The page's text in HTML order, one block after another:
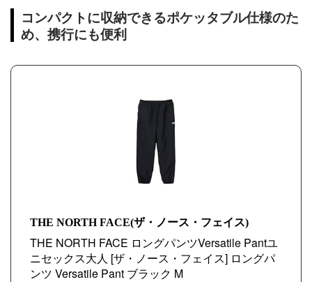
コンパクトに収納できるポケッタブル仕様のた
め、携行にも便利
THE NORTH FACE(ザ・ノース・フェイス)
THE NORTH FACE ロングパンツVersatile Pantユ
ニセックス大人 [ザ・ノース・フェイス] ロングパ
ンツ Versatile Pant ブラック M